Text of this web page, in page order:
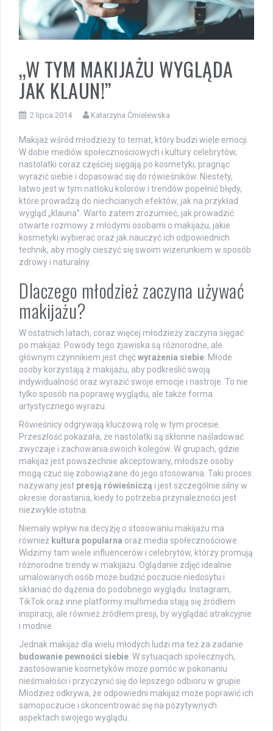
„W TYM MAKIJAŻU WYGLĄDA
JAK KLAUN!”
2 lipca 2014 Katarzyna Ćmielewska
Makijaż wśród młodzieży to temat, który budzi wiele emocji.
W dobie mediów społecznościowych i kultury celebrytów,
nastolatki coraz częściej sięgają po kosmetyki, pragnąc
wyrazić siebie i dopasować się do rówieśników. Niestety,
łatwo jest w tym natłoku kolorów i trendów popełnić błędy,
które prowadzą do niechcianych efektów, jak na przykład
wygląd „klauna”. Warto zatem zrozumieć, jak prowadzić
otwarte rozmowy z młodymi osobami o makijażu, jakie
kosmetyki wybierać oraz jak nauczyć ich odpowiednich
technik, aby mogły cieszyć się swoim wizerunkiem w sposób
zdrowy i naturalny.
Dlaczego młodzież zaczyna używać
makijażu?
W ostatnich latach, coraz więcej młodzieży zaczyna sięgać
po makijaż. Powody tego zjawiska są różnorodne, ale
głównym czynnikiem jest chęćwyrażenia siebie . Młode
osoby korzystają z makijażu, aby podkreślić swoją
indywidualność oraz wyrazić swoje emocje i nastroje. To nie
tylko sposób na poprawę wyglądu, ale także forma
artystycznego wyrazu.
Rówieśnicy odgrywają kluczową rolę w tym procesie.
Przeszłość pokazała, że nastolatki są skłonne naśladować
zwyczaje i zachowania swoich kolegów. W grupach, gdzie
makijaż jest powszechnie akceptowany, młodsze osoby
mogą czuć się zobowiązane do jego stosowania. Taki proces
nazywany jest presją rówieśniczą i jest szczególnie silny w
okresie dorastania, kiedy to potrzeba przynależności jest
niezwykle istotna.
Niemały wpływ na decyzję o stosowaniu makijażu ma
również kultura popularna oraz media społecznościowe.
Widzimy tam wiele influencerów i celebrytów, którzy promują
różnorodne trendy w makijażu. Oglądanie zdjęć idealnie
umalowanych osób może budzić poczucie niedosytu i
skłaniać do dążenia do podobnego wyglądu. Instagram,
TikTok oraz inne platformy multimedia stają się źródłem
inspiracji, ale również źródłem presji, by wyglądać atrakcyjnie
i modnie.
Jednak makijaż dla wielu młodych ludzi ma też za zadanie
budowanie pewności siebie . W sytuacjach społecznych,
zastosowanie kosmetyków może pomóc w pokonaniu
nieśmiałości i przyczynić się do lepszego odbioru w grupie.
Młodzież odkrywa, że odpowiedni makijaż może poprawić ich
samopoczucie i skoncentrować się na pozytywnych
aspektach swojego wyglądu.